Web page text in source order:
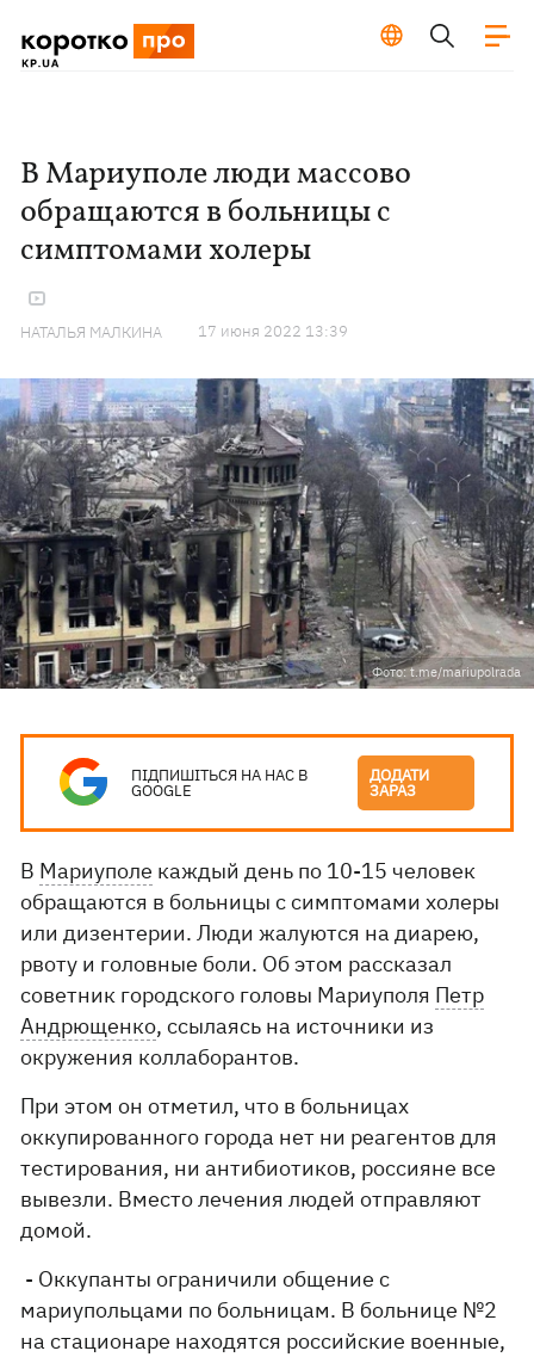
В Мариуполе люди массово
обращаются в больницы с
симптомами холеры
НАТАЛЬЯ МАЛКИНА 17 июня 2022 13:39
Фото: t.me/mariupolrada
ПІДПИШІТЬСЯ НА НАС В
GOOGLE
ДОДАТИ
ЗАРАЗ
В Мариуполе каждый день по 10-15 человек
обращаются в больницы с симптомами холеры
или дизентерии. Люди жалуются на диарею,
рвоту и головные боли. Об этом рассказал
советник городского головы Мариуполя Петр
Андрющенко, ссылаясь на источники из
окружения коллаборантов.
При этом он отметил, что в больницах
оккупированного города нет ни реагентов для
тестирования, ни антибиотиков, россияне все
вывезли. Вместо лечения людей отправляют
домой.
- Оккупанты ограничили общение с
мариупольцами по больницам. В больнице №2
на стационаре находятся российские военные,